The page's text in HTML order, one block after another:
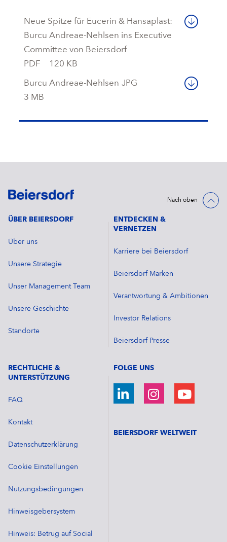
Neue Spitze für Eucerin & Hansaplast:
Burcu Andreae-Nehlsen ins Executive
Committee von Beiersdorf
PDF
120 KB
Burcu Andreae-Nehlsen JPG
3 MB
Nach oben
ÜBER BEIERSDORF
Über uns
Unsere Strategie
Unser Management Team
Unsere Geschichte
Standorte
ENTDECKEN &
VERNETZEN
Karriere bei Beiersdorf
Beiersdorf Marken
Verantwortung & Ambitionen
Investor Relations
Beiersdorf Presse
RECHTLICHE &
UNTERSTÜTZUNG
FAQ
Kontakt
Datenschutzerklärung
Cookie Einstellungen
Nutzungsbedingungen
Hinweisgebersystem
Hinweis: Betrug auf Social
FOLGE UNS
BEIERSDORF WELTWEIT